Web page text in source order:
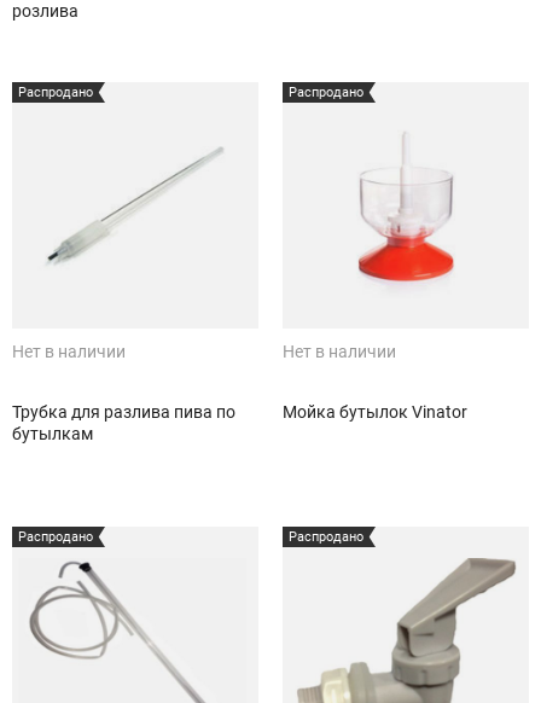
розлива
Распродано
Нет в наличии
Трубка для разлива пива по
бутылкам
Распродано
Нет в наличии
Мойка бутылок Vinator
Распродано Распродано